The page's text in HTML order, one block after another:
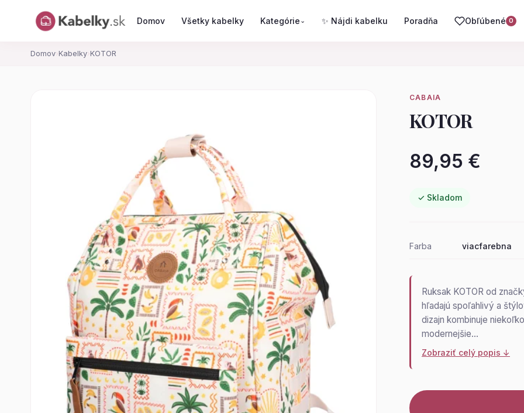
Domov Všetky kabelky Kategórie ⌄ ✨ Nájdi kabelku Poradňa Obľúbené 0
Domov› Kabelky› KOTOR
CABAIA
KOTOR
89,95 €
✓ Skladom
Farba viacfarebna
Ruksak KOTOR od
hľadajú spoľahlivý a
dizajn kombinuje
modernejšie…
Zobraziť celý popis ↓